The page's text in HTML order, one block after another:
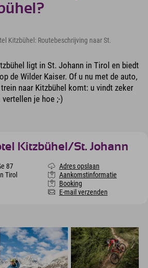
Kitzbühel: Routebeschrijving naar St.
ligt in St. Johann in Tirol en biedt
de Wilder Kaiser. Of u nu met de auto,
naar Kitzbühel komt: u vindt zeker
je hoe ;-)
Kitzbühel/St. Johann
87
Tirol
Adres opslaan
Aankomstinformatie
Booking
E-mail verzenden